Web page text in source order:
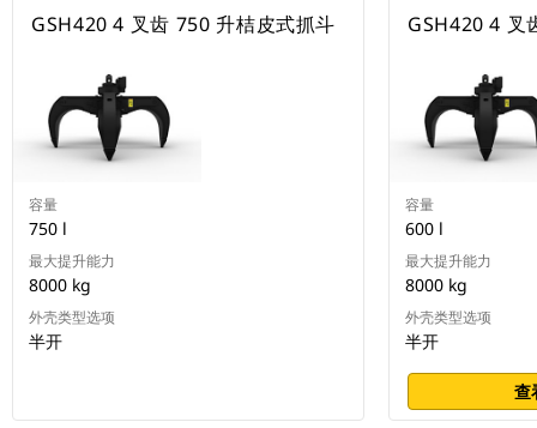
GSH420 4 叉齿 750 升桔皮式抓斗
容量
750 l
最大提升能力
8000 kg
外壳类型选项
半开
GSH420 4 叉
容量
600 l
最大提升能力
8000 kg
外壳类型选项
半开
查